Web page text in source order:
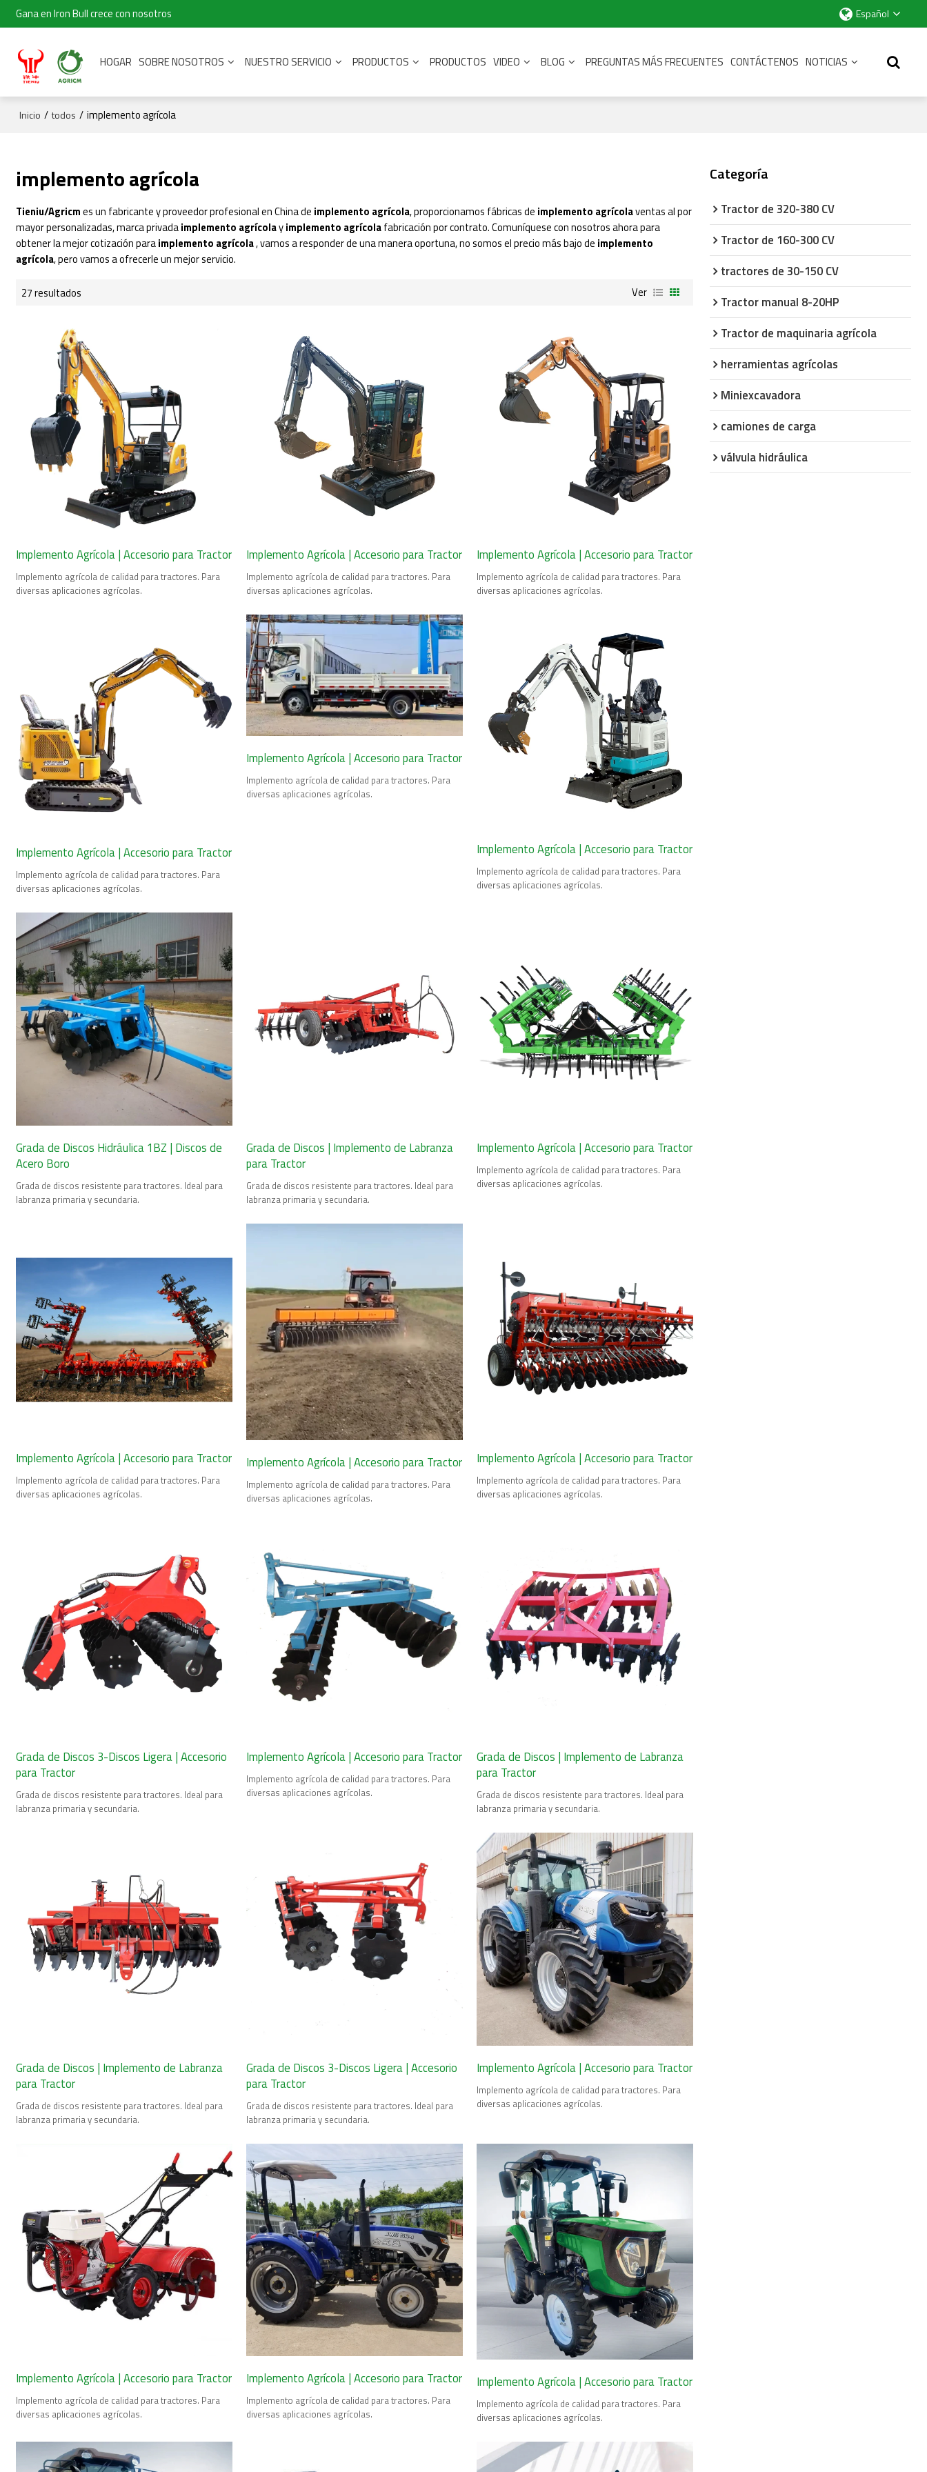
Gana en Iron Bull crece con nosotros Español
HOGAR SOBRE NOSOTROS NUESTRO SERVICIO PRODUCTOS PRODUCTOS VIDEO BLOG PREGUNTAS MÁS FRECUENTES CONTÁCTENOS NOTICIAS
Inicio / todos / implemento agrícola
implemento agrícola
Tieniu/Agricmes un fabricante y proveedor profesional en China de implemento agrícola, proporcionamos fábricas de implemento agrícolaventas al por
mayor personalizadas, marca privadaimplemento agrícolayimplemento agrícolafabricación por contrato. Comuníquese con nosotros ahora para
obtener la mejor cotización paraimplemento agrícola, vamos a responder de una manera oportuna, no somos el precio más bajo de implemento
agrícola, pero vamos a ofrecerle un mejor servicio.
27 resultados Ver
Implemento Agrícola | Accesorio para Tractor
Implemento agrícola de calidad para tractores. Para
diversas aplicaciones agrícolas.
Implemento Agrícola | Accesorio para Tractor
Implemento agrícola de calidad para tractores. Para
diversas aplicaciones agrícolas.
Implemento Agrícola | Accesorio para Tractor
Implemento agrícola de calidad para tractores. Para
diversas aplicaciones agrícolas.
Implemento Agrícola | Accesorio para Tractor
Implemento agrícola de calidad para tractores. Para
diversas aplicaciones agrícolas.
Implemento Agrícola | Accesorio para Tractor
Implemento agrícola de calidad para tractores. Para
diversas aplicaciones agrícolas.
Implemento Agrícola | Accesorio para Tractor
Implemento agrícola de calidad para tractores. Para
diversas aplicaciones agrícolas.
Grada de Discos Hidráulica 1BZ | Discos de
Acero Boro
Grada de discos resistente para tractores. Ideal para
labranza primaria y secundaria.
Grada de Discos | Implemento de Labranza
para Tractor
Grada de discos resistente para tractores. Ideal para
labranza primaria y secundaria.
Implemento Agrícola | Accesorio para Tractor
Implemento agrícola de calidad para tractores. Para
diversas aplicaciones agrícolas.
Implemento Agrícola | Accesorio para Tractor
Implemento agrícola de calidad para tractores. Para
diversas aplicaciones agrícolas.
Implemento Agrícola | Accesorio para Tractor
Implemento agrícola de calidad para tractores. Para
diversas aplicaciones agrícolas.
Implemento Agrícola | Accesorio para Tractor
Implemento agrícola de calidad para tractores. Para
diversas aplicaciones agrícolas.
Grada de Discos 3-Discos Ligera | Accesorio
para Tractor
Grada de discos resistente para tractores. Ideal para
labranza primaria y secundaria.
Implemento Agrícola | Accesorio para Tractor
Implemento agrícola de calidad para tractores. Para
diversas aplicaciones agrícolas.
Grada de Discos | Implemento de Labranza
para Tractor
Grada de discos resistente para tractores. Ideal para
labranza primaria y secundaria.
Grada de Discos | Implemento de Labranza
para Tractor
Grada de discos resistente para tractores. Ideal para
labranza primaria y secundaria.
Grada de Discos 3-Discos Ligera | Accesorio
para Tractor
Grada de discos resistente para tractores. Ideal para
labranza primaria y secundaria.
Implemento Agrícola | Accesorio para Tractor
Implemento agrícola de calidad para tractores. Para
diversas aplicaciones agrícolas.
Implemento Agrícola | Accesorio para Tractor
Implemento agrícola de calidad para tractores. Para
diversas aplicaciones agrícolas.
Implemento Agrícola | Accesorio para Tractor
Implemento agrícola de calidad para tractores. Para
diversas aplicaciones agrícolas.
Implemento Agrícola | Accesorio para Tractor
Implemento agrícola de calidad para tractores. Para
diversas aplicaciones agrícolas.
Categoría
Tractor de 320-380 CV
Tractor de 160-300 CV
tractores de 30-150 CV
Tractor manual 8-20HP
Tractor de maquinaria agrícola
herramientas agrícolas
Miniexcavadora
camiones de carga
válvula hidráulica